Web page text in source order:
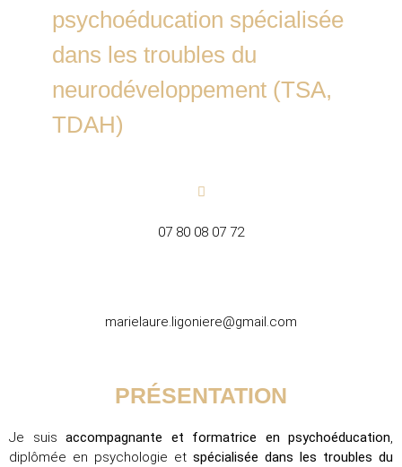
psychoéducation spécialisée
dans les troubles du
neurodéveloppement (TSA,
TDAH)
07 80 08 07 72
marielaure.ligoniere@gmail.com
PRÉSENTATION
Je suis accompagnante et formatrice en psychoéducation
diplômée en psychologie et spécialisée dans les troubles du